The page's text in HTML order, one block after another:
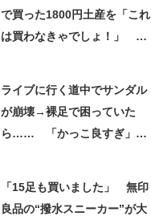
で買った1800円土産を「これ
は買わなきゃでしょ！」
ライブに行く道中でサンダル
が崩壊→裸足で困っていた
ら…… 「かっこ良すぎ」ま
「15足も買いました」 無印
良品の“撥水スニーカー”が大